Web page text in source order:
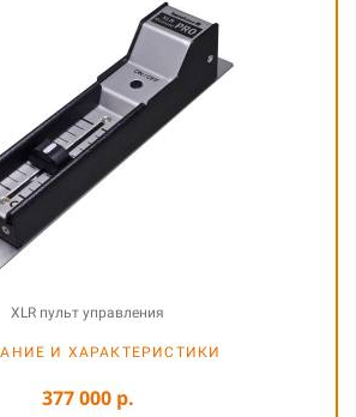
XLR пульт управления
И ХАРАКТЕРИСТИКИ
377 000 р.